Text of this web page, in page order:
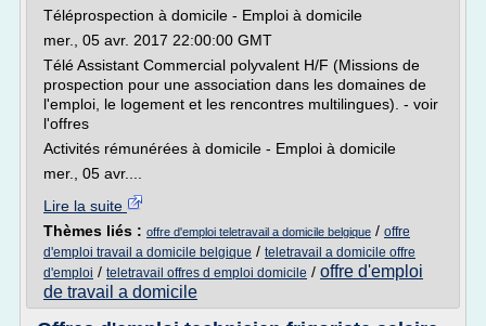
Téléprospection à domicile - Emploi à domicile
mer., 05 avr. 2017 22:00:00 GMT
Télé Assistant Commercial polyvalent H/F (Missions de
prospection pour une association dans les domaines de
l'emploi, le logement et les rencontres multilingues). - voir
l'offres
Activités rémunérées à domicile - Emploi à domicile
mer., 05 avr....
Lire la suite
Thèmes liés : offre d'emploi teletravail a domicile belgique / offre
d'emploi travail a domicile belgique / teletravail a domicile offre
d'emploi / teletravail offres d emploi domicile / offre d'emploi
de travail a domicile